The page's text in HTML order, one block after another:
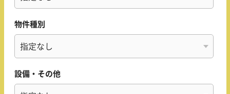
物件種別
設備・その他